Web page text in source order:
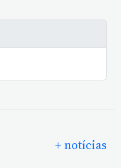
+ notícias